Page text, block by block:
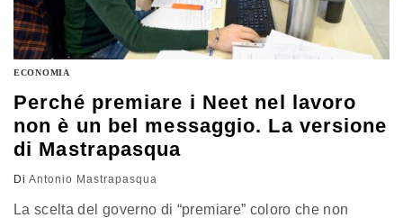
ECONOMIA
Perché premiare i Neet nel lavoro
non è un bel messaggio. La versione
di Mastrapasqua
Di Antonio Mastrapasqua
La scelta del governo di “premiare” coloro che non